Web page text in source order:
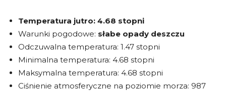
Temperatura jutro: 4.68 stopni
Warunki pogodowe: słabe opady deszczu
Odczuwalna temperatura: 1.47 stopni
Minimalna temperatura: 4.68 stopni
Maksymalna temperatura: 4.68 stopni
Ciśnienie atmosferyczne na poziomie morza: 987